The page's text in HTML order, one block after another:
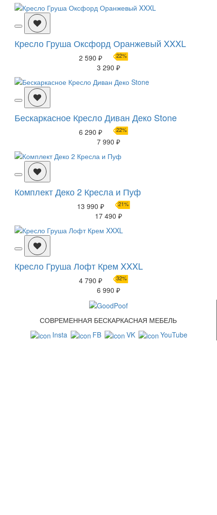
Кресло Груша Оксфорд Оранжевый XXXL
2 590 ₽ 22%
3 290 ₽
Бескаркасное Кресло Диван Деко Stone
6 290 ₽ 22%
7 990 ₽
Комплект Деко 2 Кресла и Пуф
13 990 ₽ 21%
17 490 ₽
Кресло Груша Лофт Крем XXXL
4 790 ₽ 32%
6 990 ₽
СОВРЕМЕННАЯ БЕСКАРКАСНАЯ МЕБЕЛЬ
Insta
FB VK YouTube